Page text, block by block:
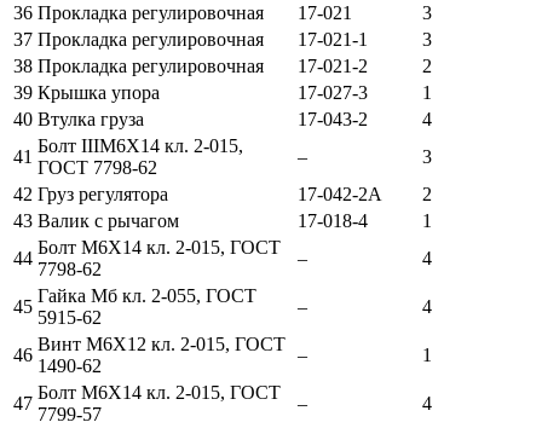
36 Прокладка регулировочная 17-021
3
37 Прокладка регулировочная 17-021-1
3
38 Прокладка регулировочная 17-021-2
2
39 Крышка упора 17-027-3
1
40 Втулка груза 17-043-2
4
41
Болт IIIМ6Х14 кл. 2-015,
ГОСТ 7798-62
–
3
42 Груз регулятора 17-042-2А
2
43 Валик с рычагом 17-018-4
1
44
Болт М6Х14 кл. 2-015, ГОСТ
7798-62
– 4
45
Гайка Мб кл. 2-055, ГОСТ
5915-62
– 4
46
Винт М6Х12 кл. 2-015, ГОСТ
1490-62
– 1
47
Болт М6Х14 кл. 2-015, ГОСТ
7799-57
– 4